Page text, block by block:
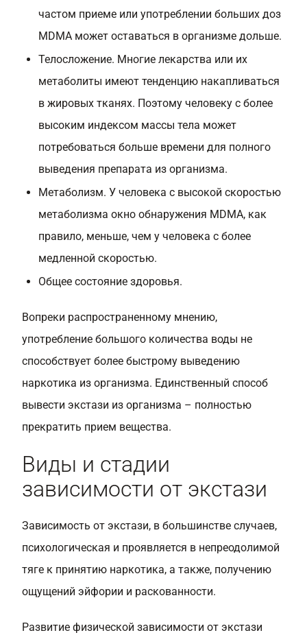
частом приеме или употреблении больших доз
MDMA может оставаться в организме дольше.
Телосложение. Многие лекарства или их
метаболиты имеют тенденцию накапливаться
в жировых тканях. Поэтому человеку с более
высоким индексом массы тела может
потребоваться больше времени для полного
выведения препарата из организма.
Метаболизм. У человека с высокой скоростью
метаболизма окно обнаружения MDMA, как
правило, меньше, чем у человека с более
медленной скоростью.
Общее состояние здоровья.
Вопреки распространенному мнению,
употребление большого количества воды не
способствует более быстрому выведению
наркотика из организма. Единственный способ
вывести экстази из организма – полностью
прекратить прием вещества.
Виды и стадии
зависимости от экстази
Зависимость от экстази, в большинстве случаев,
психологическая и проявляется в непреодолимой
тяге к принятию наркотика, а также, получению
ощущений эйфории и раскованности.
Развитие физической зависимости от экстази